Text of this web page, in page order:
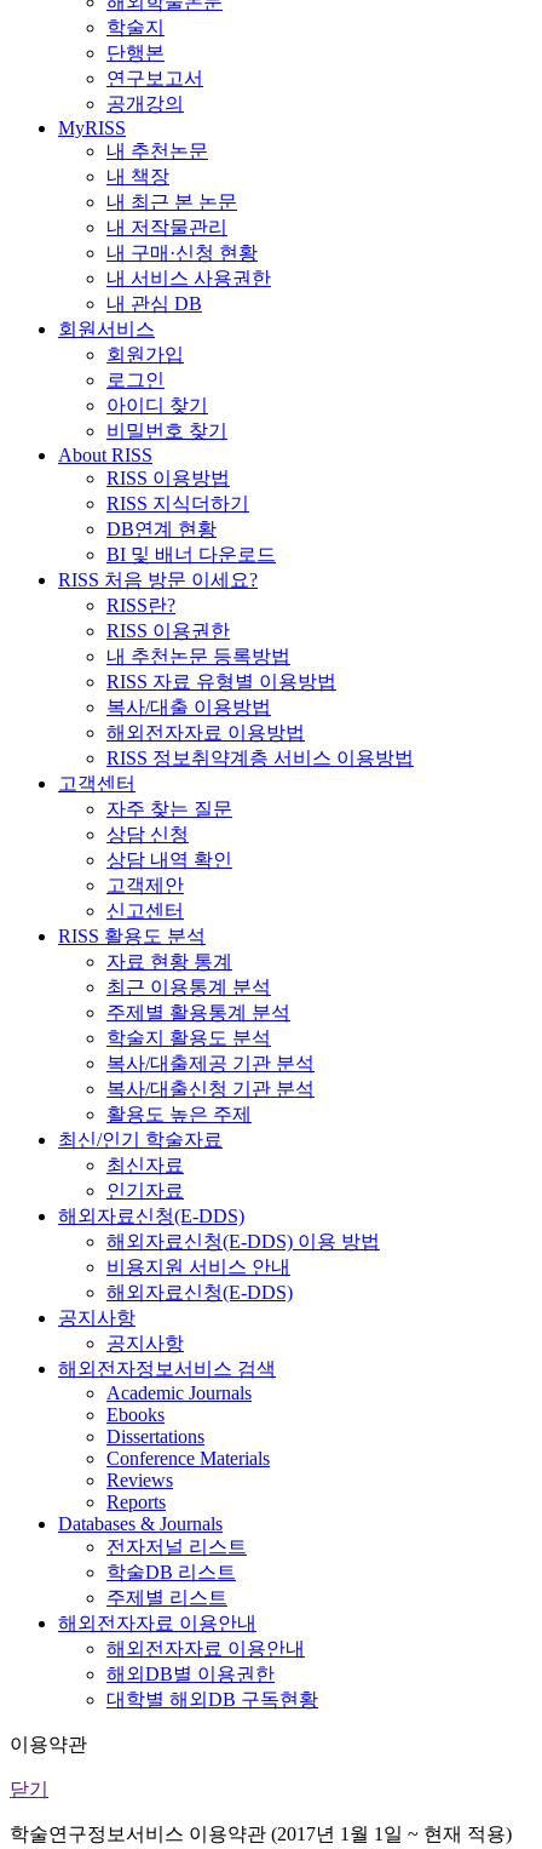
학술지
단행본
연구보고서
공개강의
MyRISS
내 추천논문
내 책장
내 최근 본 논문
내 저작물관리
내 구매·신청 현황
내 서비스 사용권한
내 관심 DB
회원서비스
회원가입
로그인
아이디 찾기
비밀번호 찾기
About RISS
RISS 이용방법
RISS 지식더하기
DB연계 현황
BI 및 배너 다운로드
RISS 처음 방문 이세요?
RISS란?
RISS 이용권한
내 추천논문 등록방법
RISS 자료 유형별 이용방법
복사/대출 이용방법
해외전자자료 이용방법
RISS 정보취약계층 서비스 이용방법
고객센터
자주 찾는 질문
상담 신청
상담 내역 확인
고객제안
신고센터
RISS 활용도 분석
자료 현황 통계
최근 이용통계 분석
주제별 활용통계 분석
학술지 활용도 분석
복사/대출제공 기관 분석
복사/대출신청 기관 분석
활용도 높은 주제
최신/인기 학술자료
최신자료
인기자료
해외자료신청(E-DDS)
해외자료신청(E-DDS) 이용 방법
비용지원 서비스 안내
해외자료신청(E-DDS)
공지사항
공지사항
해외전자정보서비스 검색
Academic Journals
Ebooks
Dissertations
Conference Materials
Reviews
Reports
Databases & Journals
전자저널 리스트
학술DB 리스트
주제별 리스트
해외전자자료 이용안내
해외전자자료 이용안내
해외DB별 이용권한
대학별 해외DB 구독현황
이용약관
닫기
학술연구정보서비스 이용약관 (2017년 1월 1일 ~ 현재 적용)